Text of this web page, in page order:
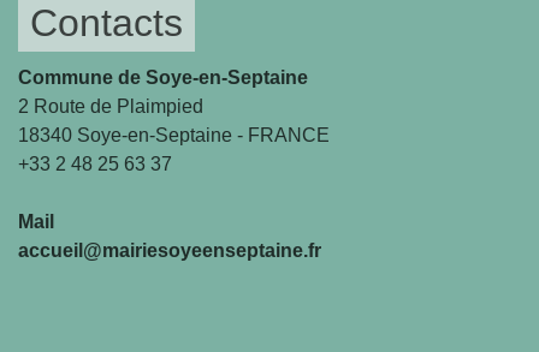
Contacts
Commune de Soye-en-Septaine
2 Route de Plaimpied
18340 Soye-en-Septaine - FRANCE
+33 2 48 25 63 37
Mail
accueil@mairiesoyeenseptaine.fr